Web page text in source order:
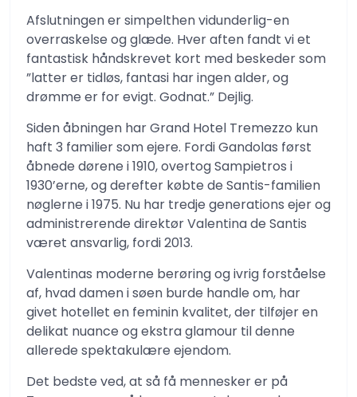
Afslutningen er simpelthen vidunderlig-en
overraskelse og glæde. Hver aften fandt vi et
fantastisk håndskrevet kort med beskeder som
”latter er tidløs, fantasi har ingen alder, og
drømme er for evigt. Godnat.” Dejlig.
Siden åbningen har Grand Hotel Tremezzo kun
haft 3 familier som ejere. Fordi Gandolas først
åbnede dørene i 1910, overtog Sampietros i
1930’erne, og derefter købte de Santis-familien
nøglerne i 1975. Nu har tredje generations ejer og
administrerende direktør Valentina de Santis
været ansvarlig, fordi 2013.
Valentinas moderne berøring og ivrig forståelse
af, hvad damen i søen burde handle om, har
givet hotellet en feminin kvalitet, der tilføjer en
delikat nuance og ekstra glamour til denne
allerede spektakulære ejendom.
Det bedste ved, at så få mennesker er på